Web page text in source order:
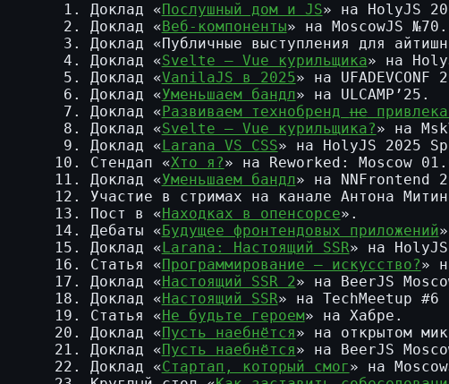
Доклад «Послушный дом и JS» на HolyJS
Доклад « Веб-компоненты» на MoscowJS №70.
Доклад «Публичные выступления для
Доклад «Svelte — Vue курильщика» на
Доклад «VanilaJS в 2025» на UFADEVCONF
Доклад «Уменьшаем бандл» на ULCAMP’25.
Доклад « Развиваем технобрендне
Доклад «Svelte — Vue курильщика?» на
Доклад « Larana VS CSS» на HolyJS 2025
Стендап «Хто я?» на Reworked: Moscow
Доклад «Уменьшаем бандл» на NNFrontend
Участие в стримах на канале Антона
Пост в «Находках в опенсорсе».
Дебаты « Будущее фронтендовых приложений
Доклад « Larana: Настоящий SSR» на
Статья «Программирование — искусство?»
Доклад «Настоящий SSR 2» на BeerJS
Доклад «Настоящий SSR» на TechMeetup #6
Статья «Не будьте героем» на Хабре.
Доклад «Пусть наебнётся» на открытом
Доклад «Пусть наебнётся» на BeerJS
Доклад «Стартап, который смог» на